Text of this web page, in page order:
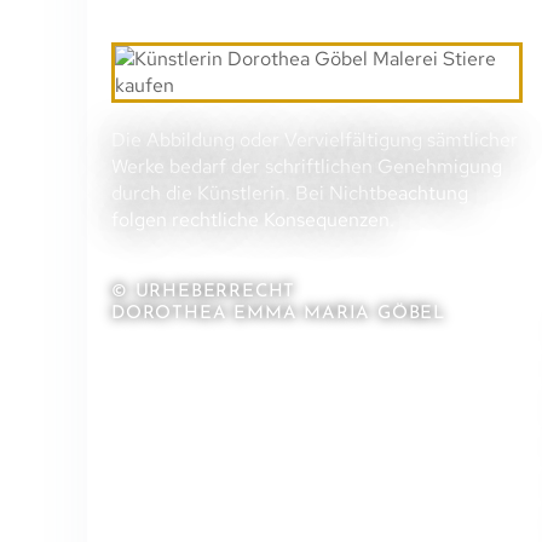
Die Abbildung oder Vervielfältigung sämtlicher
Werke bedarf der schriftlichen Genehmigung
durch die Künstlerin. Bei Nichtbeachtung
folgen rechtliche Konsequenzen.
© URHEBERRECHT
DOROTHEA EMMA MARIA GÖBEL